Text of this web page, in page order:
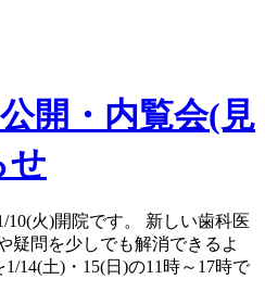
開・内覧会(見
せ
10(火)開院です。 新しい歯科医
疑問を少しでも解消できるよ
14(土)・15(日)の11時～17時で